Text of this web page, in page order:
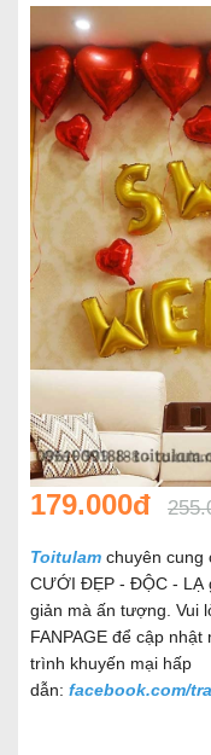
179.000đ
Toitulam chuyên cung
CƯỚI ĐẸP - ĐỘC - LẠ
giản mà ấn tượng. Vui
FANPAGE để cập
trình khuyến mại hấp
dẫn: facebook.com/